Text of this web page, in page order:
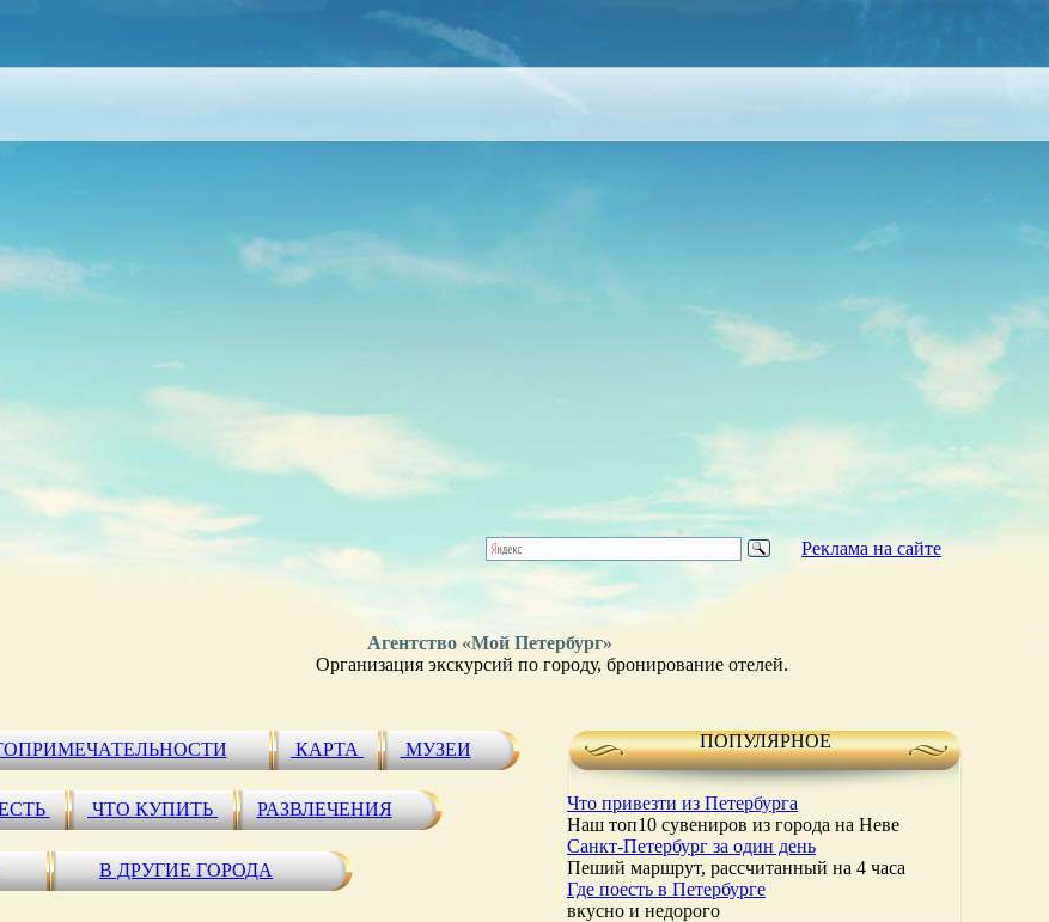
Реклама на сайте
Агентство «Мой Петербург»
Организация экскурсий по городу, бронирование отелей.
КАРТА МУЗЕИ
ЧТО КУПИТЬ РАЗВЛЕЧЕНИЯ
В ДРУГИЕ ГОРОДА
ПОПУЛЯРНОЕ
Что привезти из Петербурга
Наш топ10 сувениров из города на Неве
Санкт-Петербург за один день
Пеший маршрут, рассчитанный на 4 часа
Где поесть в Петербурге
вкусно и недорого